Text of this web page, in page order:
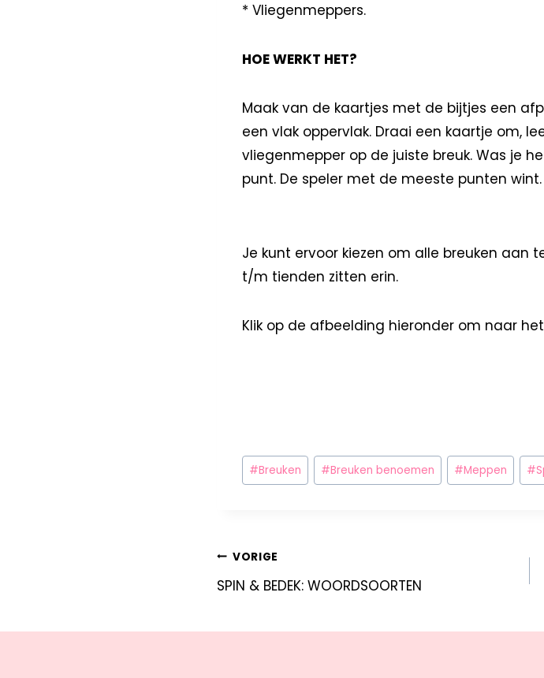
* Vliegenmeppers.
HOE WERKT HET?
Maak van de kaartjes met de bijtjes een
een vlak oppervlak. Draai een kaartje om,
vliegenmepper op de juiste breuk. Was je
punt. De speler met de meeste punten wint.
Je kunt ervoor kiezen om alle breuken aan
t/m tienden zitten erin.
Klik op de afbeelding hieronder om naar
#Breuken #Breuken benoemen #Meppen #
VORIGE
SPIN & BEDEK: WOORDSOORTEN